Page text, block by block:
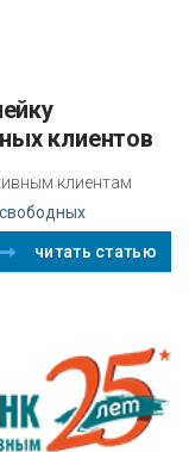
клиентов
клиентам
читать статью